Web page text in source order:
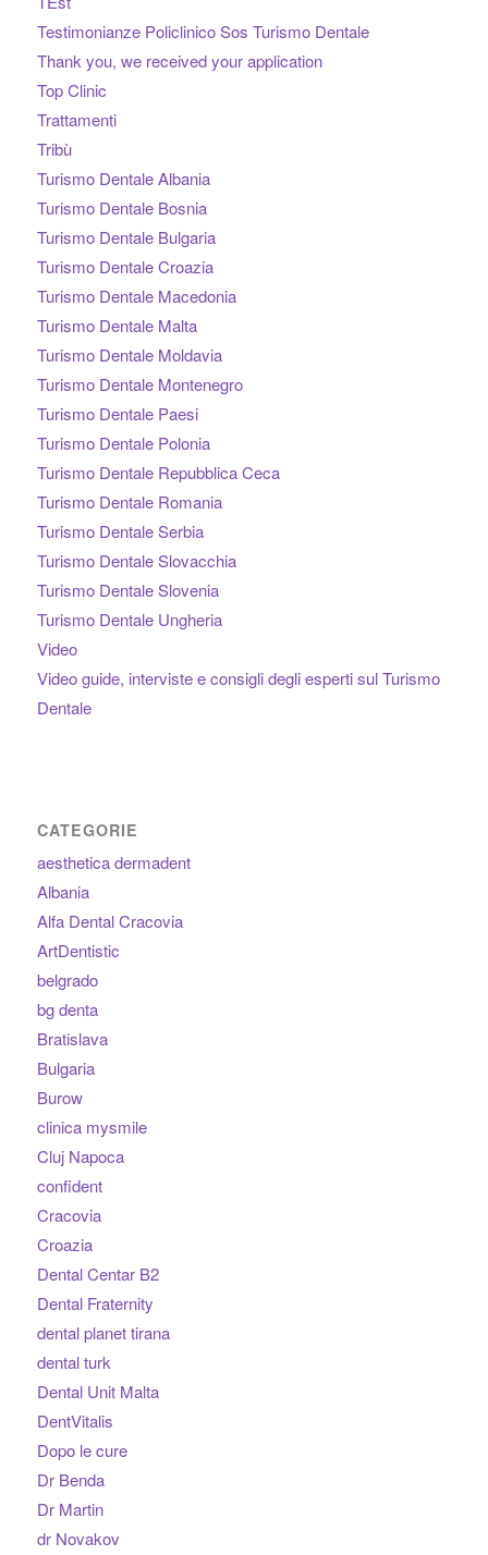
Testimonianze Policlinico Sos Turismo Dentale
Thank you, we received your application
Top Clinic
Trattamenti
Tribù
Turismo Dentale Albania
Turismo Dentale Bosnia
Turismo Dentale Bulgaria
Turismo Dentale Croazia
Turismo Dentale Macedonia
Turismo Dentale Malta
Turismo Dentale Moldavia
Turismo Dentale Montenegro
Turismo Dentale Paesi
Turismo Dentale Polonia
Turismo Dentale Repubblica Ceca
Turismo Dentale Romania
Turismo Dentale Serbia
Turismo Dentale Slovacchia
Turismo Dentale Slovenia
Turismo Dentale Ungheria
Video
Video guide, interviste e consigli degli esperti sul Turismo
Dentale
CATEGORIE
aesthetica dermadent
Albania
Alfa Dental Cracovia
ArtDentistic
belgrado
bg denta
Bratislava
Bulgaria
Burow
clinica mysmile
Cluj Napoca
confident
Cracovia
Croazia
Dental Centar B2
Dental Fraternity
dental planet tirana
dental turk
Dental Unit Malta
DentVitalis
Dopo le cure
Dr Benda
Dr Martin
dr Novakov